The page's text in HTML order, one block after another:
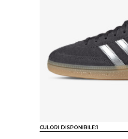
CULORI DISPONIBILE:1